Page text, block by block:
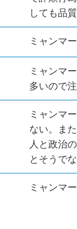
しても品
ミャンマ
ミャンマ
多いので注
ミャンマ
ない。ま
人と政治
とそうで
ミャンマ